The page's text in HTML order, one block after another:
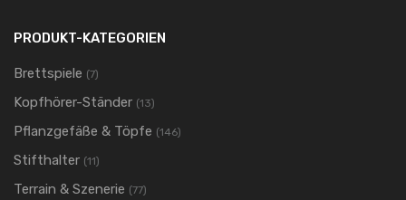
PRODUKT-KATEGORIEN
Brettspiele (7)
Kopfhörer-Ständer (13)
Pflanzgefäße & Töpfe (146)
Stifthalter (11)
Terrain & Szenerie (77)